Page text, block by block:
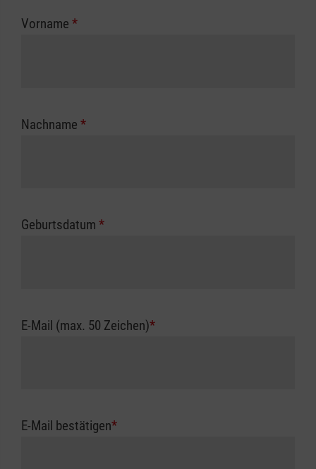
zuständigen Berufsgenossenschaft oder
Vorname *
Nachname *
Geburtsdatum *
E-Mail (max. 50 Zeichen)*
E-Mail bestätigen*